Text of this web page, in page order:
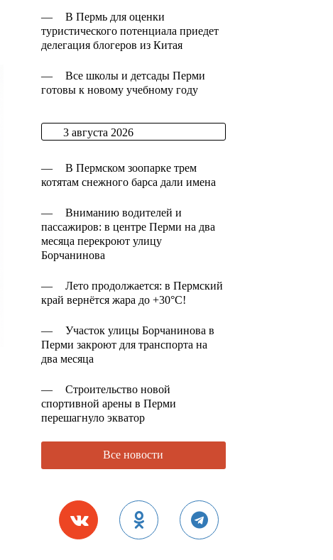
—
В Пермь для оценки
туристического потенциала приедет
делегация блогеров из Китая
—
Все школы и детсады Перми
готовы к новому учебному году
3 августа 2026
—
В Пермском зоопарке трем
котятам снежного барса дали имена
—
Вниманию водителей и
пассажиров: в центре Перми на два
месяца перекроют улицу
Борчанинова
—
Лето продолжается: в Пермский
край вернётся жара до +30°C!
—
Участок улицы Борчанинова в
Перми закроют для транспорта на
два месяца
—
Строительство новой
спортивной арены в Перми
перешагнуло экватор
Все новости